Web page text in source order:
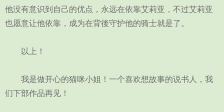
他没有意识到自己的优点，永远在依靠艾莉亚，不过艾莉亚
也愿意让他依靠，成为在背後守护他的骑士就是了。
以上！
我是做开心的猫咪小姐！一个喜欢想故事的说书人，我
们下部作品再见！